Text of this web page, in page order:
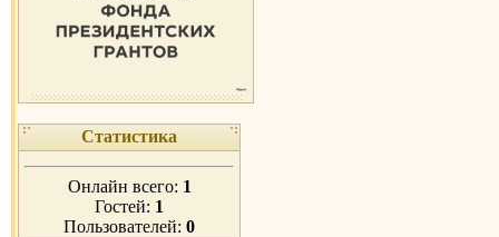
Статистика
Онлайн всего: 1
Гостей: 1
Пользователей: 0